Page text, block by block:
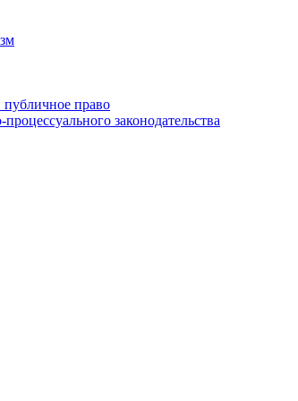
право
законодательства